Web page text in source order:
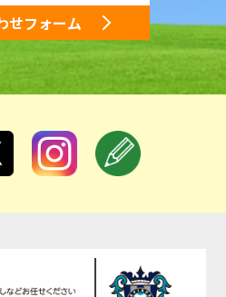
せフォーム